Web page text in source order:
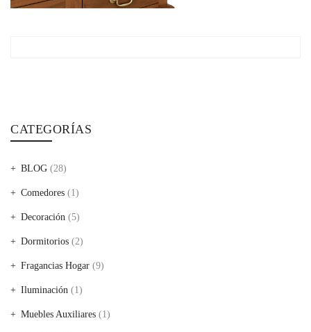
CATEGORÍAS
BLOG (28)
Comedores (1)
Decoración (5)
Dormitorios (2)
Fragancias Hogar (9)
Iluminación (1)
Muebles Auxiliares (1)